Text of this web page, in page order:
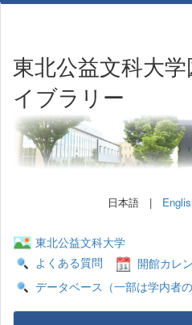
東北公益文科大
イブラリー
日本語 |
東北公益文科大学
よくある質問
開館カレ
データベース（一部は学内者の